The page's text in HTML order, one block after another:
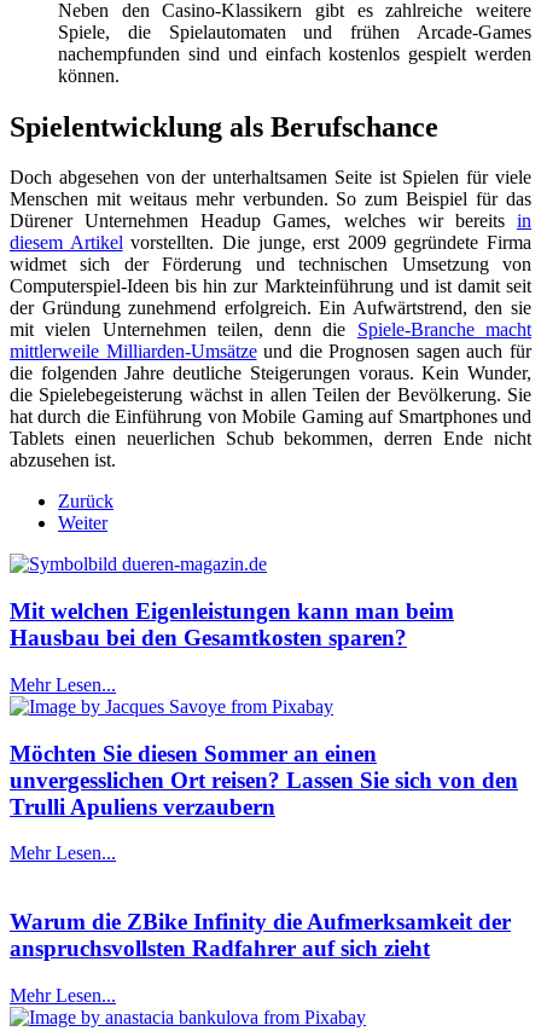
Neben den Casino-Klassikern gibt es zahlreiche weitere
Spiele, die Spielautomaten und frühen Arcade-Games
nachempfunden sind und einfach kostenlos gespielt werden
können.
Spielentwicklung als Berufschance
Doch abgesehen von der unterhaltsamen Seite ist Spielen für viele
Menschen mit weitaus mehr verbunden. So zum Beispiel für das
Dürener Unternehmen Headup Games, welches wir bereits in
diesem Artikelvorstellten. Die junge, erst 2009 gegründete Firma
widmet sich der Förderung und technischen Umsetzung von
Computerspiel-Ideen bis hin zur Markteinführung und ist damit seit
der Gründung zunehmend erfolgreich. Ein Aufwärtstrend, den sie
mit vielen Unternehmen teilen, denn die Spiele-Branche macht
mittlerweile Milliarden-Umsätzeund die Prognosen sagen auch für
die folgenden Jahre deutliche Steigerungen voraus. Kein Wunder,
die Spielebegeisterung wächst in allen Teilen der Bevölkerung. Sie
hat durch die Einführung von Mobile Gaming auf Smartphones und
Tablets einen neuerlichen Schub bekommen, derren Ende nicht
abzusehen ist.
Zurück
Weiter
Mit welchen Eigenleistungen kann man beim
Hausbau bei den Gesamtkosten sparen?
Mehr Lesen...
Möchten Sie diesen Sommer an einen
unvergesslichen Ort reisen? Lassen Sie sich von den
Trulli Apuliens verzaubern
Mehr Lesen...
Warum die ZBike Infinity die Aufmerksamkeit der
anspruchsvollsten Radfahrer auf sich zieht
Mehr Lesen...